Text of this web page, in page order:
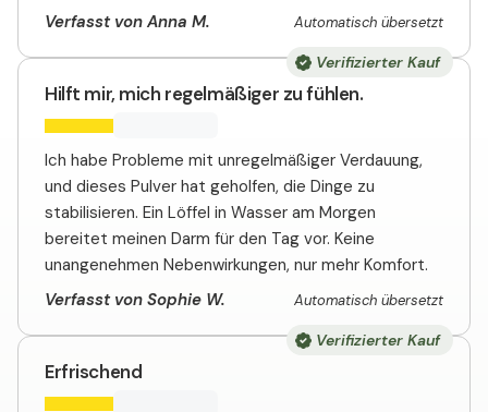
Verfasst von Anna M.
Automatisch übersetzt
Verifizierter Kauf
Hilft mir, mich regelmäßiger zu fühlen.
Ich habe Probleme mit unregelmäßiger Verdauung,
und dieses Pulver hat geholfen, die Dinge zu
stabilisieren. Ein Löffel in Wasser am Morgen
bereitet meinen Darm für den Tag vor. Keine
unangenehmen Nebenwirkungen, nur mehr Komfort.
Verfasst von Sophie W.
Automatisch übersetzt
Verifizierter Kauf
Erfrischend